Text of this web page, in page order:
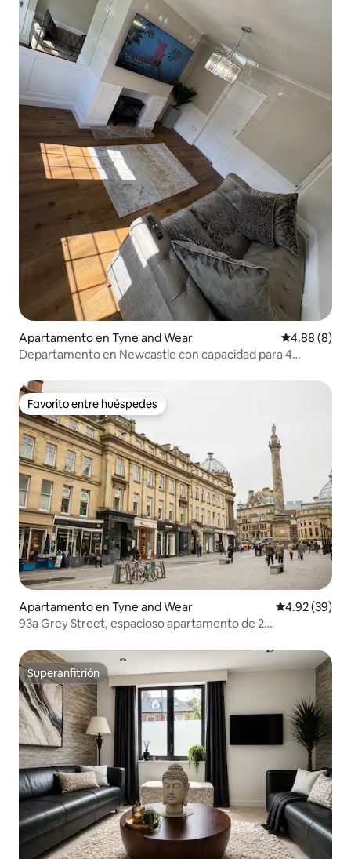
Apartamento en Tyne and Wear Calificación
4.88 (8)
Departamento en Newcastle con capacidad para 4
Favorito entre huéspedes
Favorito entre huéspedes
Apartamento en Tyne and Wear Calificación
4.92 (39)
93a Grey Street, espacioso apartamento de 2
Superanfitrión
Superanfitrión